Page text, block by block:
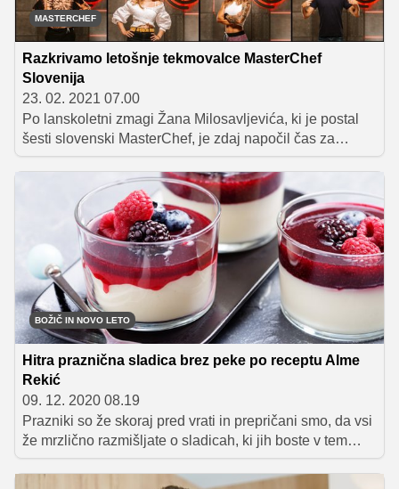
MASTERCHEF
Razkrivamo letošnje tekmovalce MasterChef
Slovenija
23. 02. 2021 07.00
Po lanskoletni zmagi Žana Milosavljevića, ki je postal
šesti slovenski MasterChef, je zdaj napočil čas za
novega, sedmega! V boj za 50.000 evrov in pokal ter
naziv MasterChef 2021 se podaja 16 novih
tekmovalcev, ki vam jih ekskluzivno predstavljamo
BOŽIČ IN NOVO LETO
Hitra praznična sladica brez peke po receptu Alme
Rekić
09. 12. 2020 08.19
Prazniki so že skoraj pred vrati in prepričani smo, da vsi
že mrzlično razmišljate o sladicah, ki jih boste v tem
obdobju pripravili. Poleg piškotov, medenjakov in
raznoraznega drobnega peciva so s prazničnim časom